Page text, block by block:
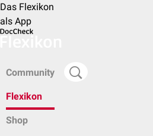
Das Flexikon
als App
Community
Flexikon
Shop